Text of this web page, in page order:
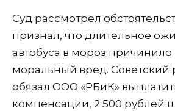
Суд рассмотрел
признал, что длительное
автобуса в мороз
моральный вред. Советский
обязал ООО «РБиК»
компенсации, 2 500 рублей